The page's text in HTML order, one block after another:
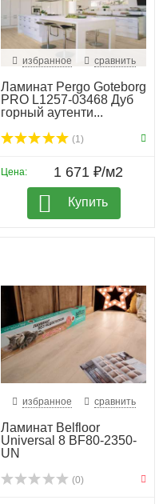
избранное сравнить
Ламинат Pergo Goteborg
PRO L1257-03468 Дуб
горный аутенти...
(1)
Цена: 1 671 ₽/м2
Купить
избранное сравнить
Ламинат Belfloor
Universal 8 BF80-2350-
UN
(0)